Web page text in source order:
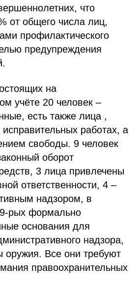
что
от общего числа лиц,
профилактического
предупреждения
на
учёте 20 человек –
есть также лица ,
работах, а
свободы. 9 человек
оборот
3 лица привлечены
ответственности, 4 –
надзором, в
рых формально
основания для
надзора,
оружия. Все они требуют
правоохранительных